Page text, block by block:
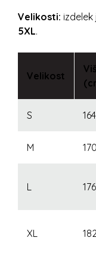
Velikosti:
5XL.
Velikost
S
M
L
XL